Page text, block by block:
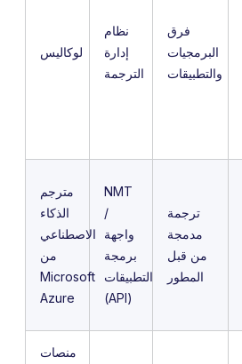
لوكاليس
نظام
إدارة
الترجمة
فرق
البرمجيات
والتطبيقات
مترجم
الذكاء
الاصطناعي
من
Microsoft
Azure
NMT
/
واجهة
برمجة
التطبيقات
(API)
ترجمة
مدمجة
من قبل
المطور
منصات